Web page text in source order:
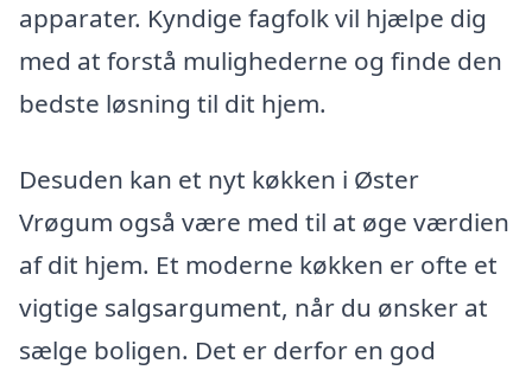
apparater. Kyndige fagfolk vil hjælpe dig
med at forstå mulighederne og finde den
bedste løsning til dit hjem.
Desuden kan et nyt køkken i Øster
Vrøgum også være med til at øge værdien
af dit hjem. Et moderne køkken er ofte et
vigtige salgsargument, når du ønsker at
sælge boligen. Det er derfor en god